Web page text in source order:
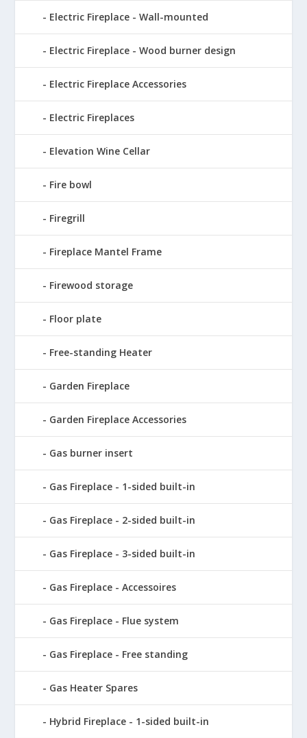
Electric Fireplace - Wall-mounted
Electric Fireplace - Wood burner design
Electric Fireplace Accessories
Electric Fireplaces
Elevation Wine Cellar
Fire bowl
Firegrill
Fireplace Mantel Frame
Firewood storage
Floor plate
Free-standing Heater
Garden Fireplace
Garden Fireplace Accessories
Gas burner insert
Gas Fireplace - 1-sided built-in
Gas Fireplace - 2-sided built-in
Gas Fireplace - 3-sided built-in
Gas Fireplace - Accessoires
Gas Fireplace - Flue system
Gas Fireplace - Free standing
Gas Heater Spares
Hybrid Fireplace - 1-sided built-in